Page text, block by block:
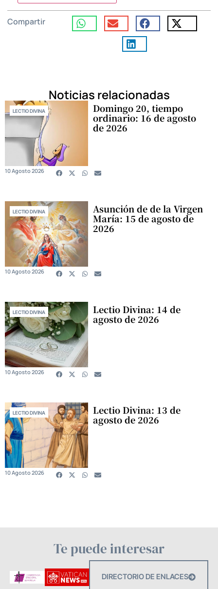
Compartir
Noticias relacionadas
LECTIO DIVINA Domingo 20, tiempo
ordinario: 16 de agosto
de 2026
10 Agosto 2026
LECTIO DIVINA Asunción de de la Virgen
María: 15 de agosto de
2026
10 Agosto 2026
LECTIO DIVINA Lectio Divina: 14 de
agosto de 2026
10 Agosto 2026
LECTIO DIVINA Lectio Divina: 13 de
agosto de 2026
10 Agosto 2026
Te puede interesar
DIRECTORIO DE ENLACES